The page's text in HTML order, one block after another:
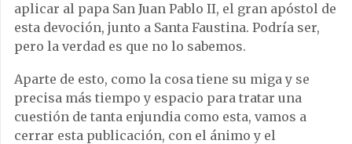
aplicar al papa San Juan Pablo II, el gran apóstol de
esta devoción, junto a Santa Faustina. Podría ser,
pero la verdad es que no lo sabemos.
Aparte de esto, como la cosa tiene su miga y se
precisa más tiempo y espacio para tratar una
cuestión de tanta enjundia como esta, vamos a
cerrar esta publicación, con el ánimo y el